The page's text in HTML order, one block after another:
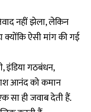
नहीं झेला, लेकिन
क्योंकि ऐसी मांग की गई
इंडिया गठबंधन,
आनंद को कमान
सा ही जवाब देती हैं.